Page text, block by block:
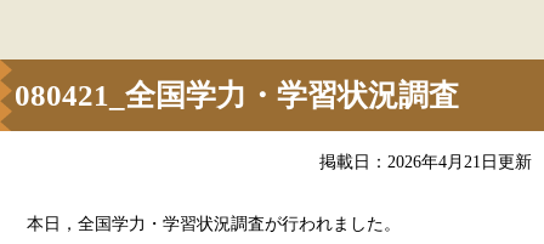
080421_全国学力・学習状況調査
掲載日：2026年4月21日更新
本日，全国学力・学習状況調査が行われました。